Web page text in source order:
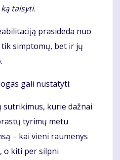
taisyti.
prasideda nuo
simptomų, bet ir jų
gali nustatyti:
sutrikimus, kurie dažnai
tyrimų metu
– kai vieni raumenys
o kiti per silpni